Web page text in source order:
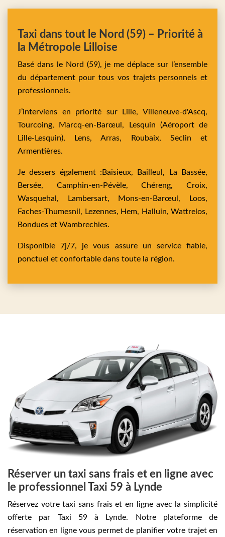
Taxi dans tout le Nord (59) – Priorité à
la Métropole Lilloise
Basé dans le Nord (59), je me déplace sur l’ensemble
du département pour tous vos trajets personnels et
professionnels.
J’interviens en priorité surLille,Villeneuve-d'Ascq,
Tourcoing,
Marcq-en-Barœul, Lesquin (Aéroport de
Lille-Lesquin), Lens,Arras, Roubaix, Seclin et
Armentières.
Je dessers également : Baisieux, Bailleul,
La Bassée,
Bersée, Camphin-en-Pévèle,Chéreng,Croix,
Wasquehal,
Lambersart, Mons-en-Barœul,
Loos,
Faches-Thumesnil, Lezennes, Hem, Halluin, Wattrelos,
Bondues et Wambrechies.
Disponible 7j/7, je vous assure un service fiable,
ponctuel et confortable dans toute la région.
Réserver un taxi sans frais et en ligne avec
le professionnel Taxi 59 à Lynde
Réservez votre taxi sans frais et en ligne avec la simplicité
offerte par Taxi 59 à Lynde. Notre plateforme de
réservation en ligne vous permet de planifier votre trajet en